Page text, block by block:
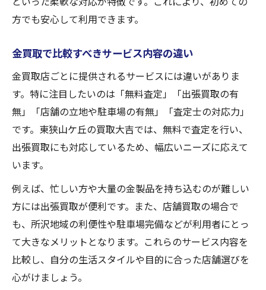
方でも安心して利用できます。
金買取で比較すべきサービス内容の違い
金買取店ごとに提供されるサービスには違いがありま
す。特に注目したいのは「無料査定」「出張買取の有
無」「店舗の立地や駐車場の有無」「査定士の対応力」
です。東狭山ケ丘の買取大吉では、無料で査定を行い、
出張買取にも対応しているため、幅広いニーズに応えて
います。
例えば、忙しい方や大量の金製品を持ち込むのが難しい
方には出張買取が便利です。また、店舗買取の場合で
も、所沢地域の利便性や駐車場完備などが利用者にとっ
て大きなメリットとなります。これらのサービス内容を
比較し、自分の生活スタイルや目的に合った店舗選びを
心がけましょう。